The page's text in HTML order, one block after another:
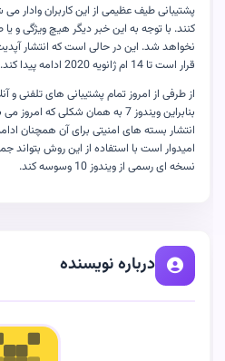
نخواهد شد. این در حالی است که انتشار
قرار است تا 14 ام ژانویه 2020 ادامه پیدا کند.
بنابراین ویندوز 7 به همان شکلی
انتشار بسته های امنیتی برای آن همچنان
نسخه ای رسمی از ویندوز 10 وسوسه کند.
درباره نویسنده